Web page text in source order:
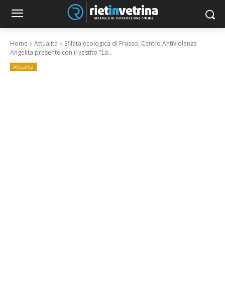
Home Attualità
Sfilata ecologica di Frasso, Centro Antiviolenza
Angelita presente con il vestito "La...
Attualità